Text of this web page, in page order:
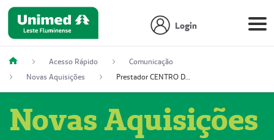
Login
Acesso Rápido
Comunicação
Novas Aquisições
Prestador CENTRO DE ONCOLOGIA
Novas Aquisições